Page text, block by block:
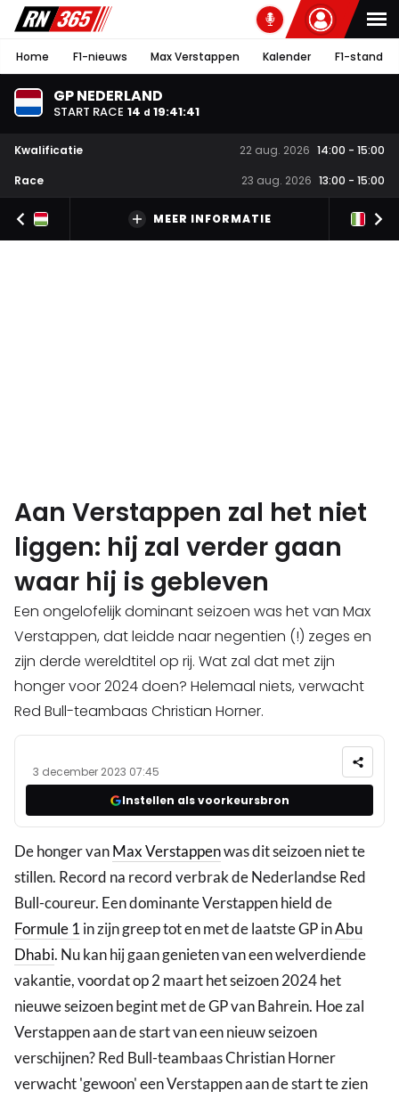
Home F1-nieuws Max Verstappen Kalender F1-stand
GP NEDERLAND
START RACE 14 d 19:41:40
Kwalificatie 22 aug. 2026 14:00 - 15:00
Race
23 aug. 2026 13:00 - 15:00
MEER INFORMATIE
Aan Verstappen zal het niet
liggen: hij zal verder gaan
waar hij is gebleven
Een ongelofelijk dominant seizoen was het van Max
Verstappen, dat leidde naar negentien (!) zeges en
zijn derde wereldtitel op rij. Wat zal dat met zijn
honger voor 2024 doen? Helemaal niets, verwacht
Red Bull-teambaas Christian Horner.
3 december 2023 07:45
Instellen als voorkeursbron
De honger vanMax Verstappenwas dit seizoen niet te
stillen. Record na record verbrak de Nederlandse Red
Bull-coureur. Een dominante Verstappen hield de
Formule 1 in zijn greep tot en met de laatste GP inAbu
Dhabi. Nu kan hij gaan genieten van een welverdiende
vakantie, voordat op 2 maart het seizoen 2024 het
nieuwe seizoen begint met de GP van Bahrein. Hoe zal
Verstappen aan de start van een nieuw seizoen
verschijnen? Red Bull-teambaas Christian Horner
verwacht 'gewoon' een Verstappen aan de start te zien